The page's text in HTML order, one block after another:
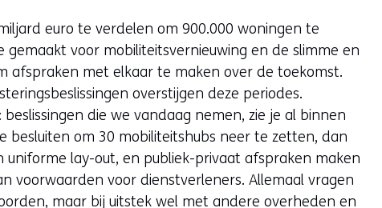
euro te verdelen om 900.000 woningen te
voor mobiliteitsvernieuwing en de slimme en
afspraken met elkaar te maken over de toekomst.
overstijgen deze periodes.
die we vandaag nemen, zie je al binnen
besluiten om 30 mobiliteitshubs neer te zetten, dan
lay-out, en publiek-privaat afspraken maken
voorwaarden voor dienstverleners. Allemaal vragen
maar bij uitstek wel met andere overheden en